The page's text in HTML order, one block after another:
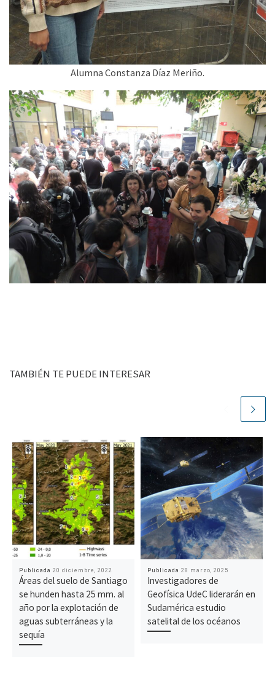
Alumna Constanza Díaz Meriño.
TAMBIÉN TE PUEDE INTERESAR
Publicada 20 diciembre, 2022
Áreas del suelo de Santiago
se hunden hasta 25 mm. al
año por la explotación de
aguas subterráneas y la
sequía
Publicada 28 marzo, 2025
Investigadores de
Geofísica UdeC liderarán en
Sudamérica estudio
satelital de los océanos